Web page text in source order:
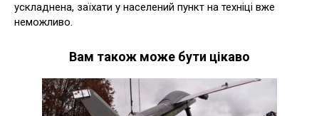
ускладнена, заїхати у населений пункт на техніці вже
неможливо.
Вам також може бути цікаво